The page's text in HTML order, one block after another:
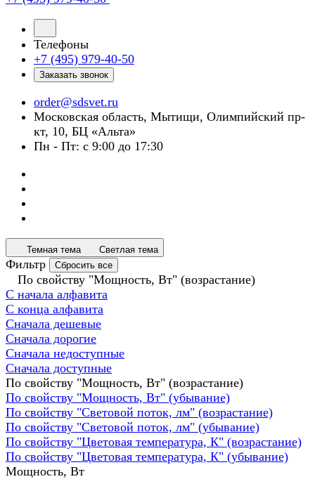
Телефоны
+7 (495) 979-40-50
Заказать звонок
order@sdsvet.ru
Московская область, Мытищи, Олимпийский пр-
кт, 10, БЦ «Альта»
Пн - Пт: с 9:00 до 17:30
Темная тема Светлая тема
Фильтр Сбросить все
По свойству "Мощность, Вт" (возрастание)
С начала алфавита
С конца алфавита
Сначала дешевые
Сначала дорогие
Сначала недоступные
Сначала доступные
По свойству "Мощность, Вт" (возрастание)
По свойству "Мощность, Вт" (убывание)
По свойству "Световой поток, лм" (возрастание)
По свойству "Световой поток, лм" (убывание)
По свойству "Цветовая температура, К" (возрастание)
По свойству "Цветовая температура, К" (убывание)
Мощность, Вт